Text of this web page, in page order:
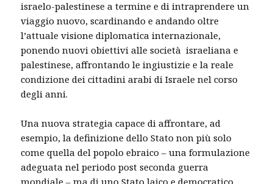
israelo-palestinese a termine e di intraprendere un
viaggio nuovo, scardinando e andando oltre
l’attuale visione diplomatica internazionale,
ponendo nuovi obiettivi alle società israeliana e
palestinese, affrontando le ingiustizie e la reale
condizione dei cittadini arabi di Israele nel corso
degli anni.
Una nuova strategia capace di affrontare, ad
esempio, la definizione dello Stato non più solo
come quella del popolo ebraico – una formulazione
adeguata nel periodo post seconda guerra